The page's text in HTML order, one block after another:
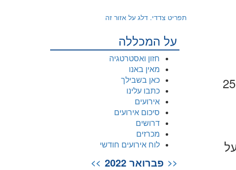
תפריט צדדי. דלג על אזור זה
על המכללה
חזון ואסטרטגיה
מאין באנו
כאן בשבילך
כתבו עלינו
אירועים
סיכום אירועים
דרושים
מכרזים
לוח אירועים חודשי
<< פברואר 2022 >>